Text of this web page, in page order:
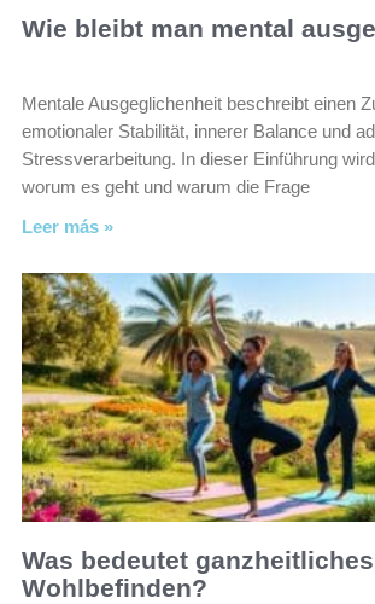
Wie bleibt man mental
Mentale Ausgeglichenheit beschreibt einen
emotionaler Stabilität, innerer Balance und
Stressverarbeitung. In dieser Einführung
worum es geht und warum die Frage
Leer más »
Was bedeutet ganzheitliches
Wohlbefinden?